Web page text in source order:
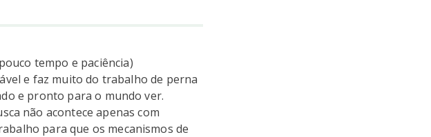
tempo e paciência)
e faz muito do trabalho de perna
e pronto para o mundo ver.
não acontece apenas com
para que os mecanismos de